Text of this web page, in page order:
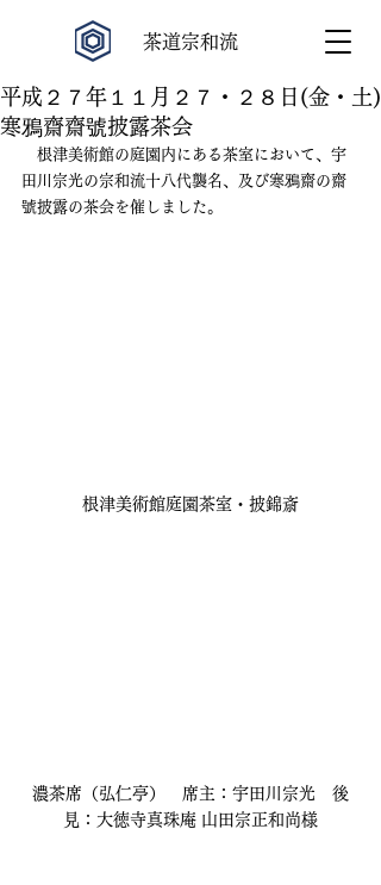
​茶道宗和流
平成２７年１１月２７・２８日(金・土)
寒鴉齋齋號披露茶会
根津美術館の庭園内にある茶室において、宇
田川宗光の宗和流十八代襲名、及び寒鴉齋の齋
號披露の茶会を催しました。
根津美術館庭園茶室・披錦斎
濃茶席（弘仁亭）　席主：宇田川宗光　後
見：大徳寺真珠庵 山田宗正和尚様